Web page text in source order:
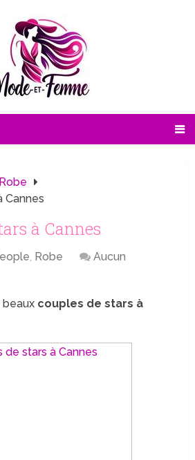
Robe
Cannes
à Cannes
, Robe
Aucun
beaux couples de stars à